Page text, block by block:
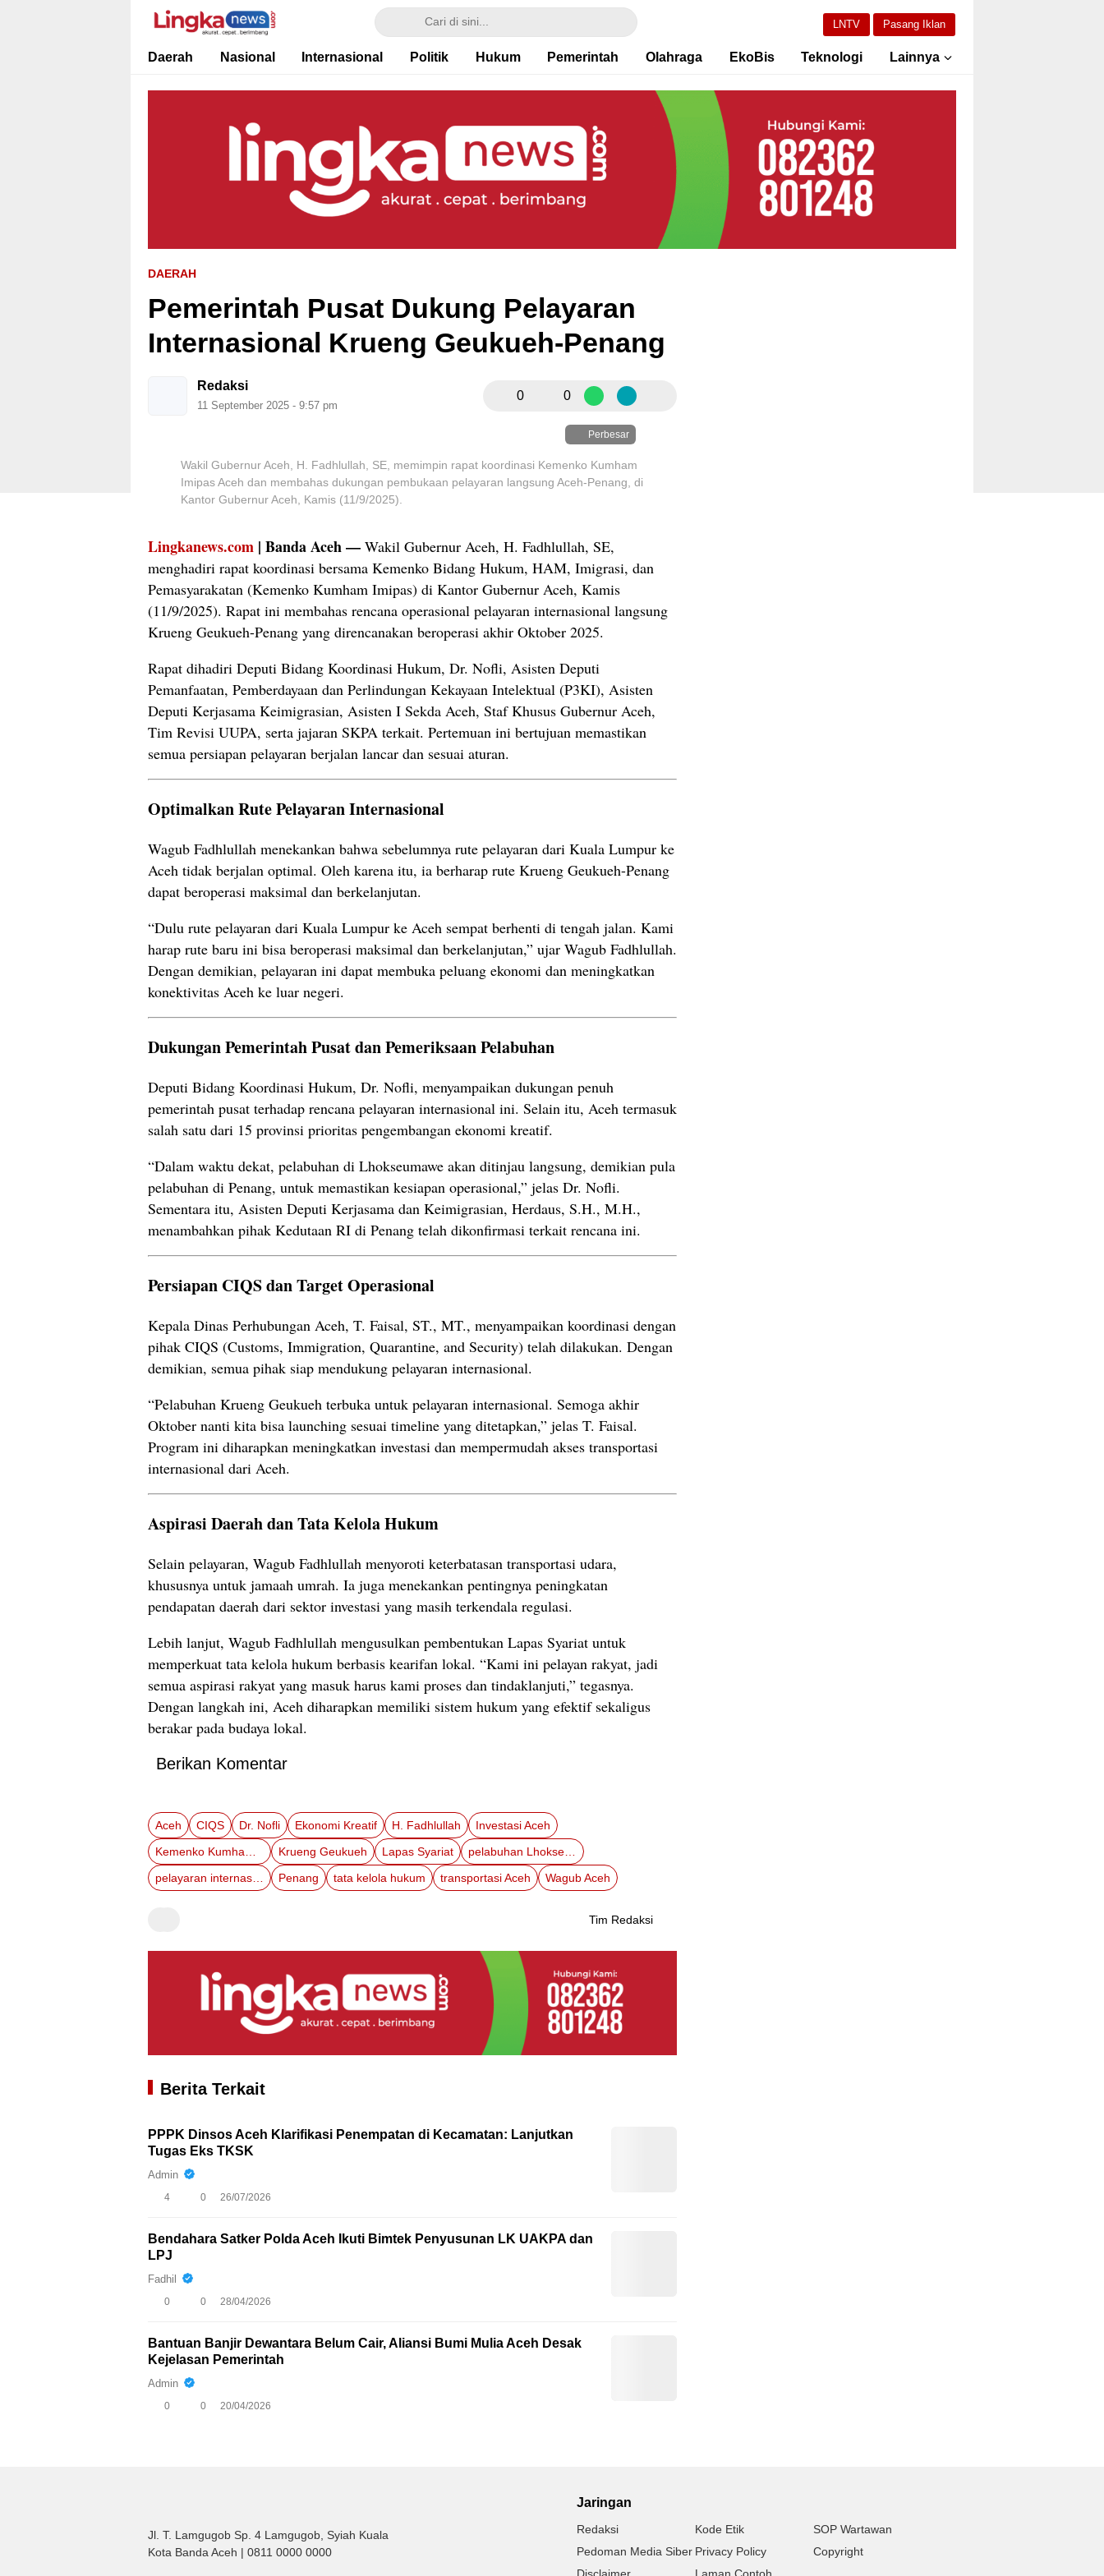
Lingkanews
Akurat. Cepat & Berimbang
LNTV Pasang Iklan
Daerah Nasional Internasional Politik Hukum Pemerintah Olahraga EkoBis Teknologi Lainnya
DAERAH
Pemerintah Pusat Dukung Pelayaran
Internasional Krueng Geukueh-Penang
Redaksi
11 September 2025 - 9:57 pm
0 0
Perbesar
Wakil Gubernur Aceh, H. Fadhlullah, SE, memimpin rapat koordinasi Kemenko Kumham
Imipas Aceh dan membahas dukungan pembukaan pelayaran langsung Aceh-Penang, di
Kantor Gubernur Aceh, Kamis (11/9/2025).
Lingkanews.com | Banda Aceh — Wakil Gubernur Aceh, H. Fadhlullah, SE,
menghadiri rapat koordinasi bersama Kemenko Bidang Hukum, HAM, Imigrasi, dan
Pemasyarakatan (Kemenko Kumham Imipas) di Kantor Gubernur Aceh, Kamis
(11/9/2025). Rapat ini membahas rencana operasional pelayaran internasional langsung
Krueng Geukueh-Penang yang direncanakan beroperasi akhir Oktober 2025.
Rapat dihadiri Deputi Bidang Koordinasi Hukum, Dr. Nofli, Asisten Deputi
Pemanfaatan, Pemberdayaan dan Perlindungan Kekayaan Intelektual (P3KI), Asisten
Deputi Kerjasama Keimigrasian, Asisten I Sekda Aceh, Staf Khusus Gubernur Aceh,
Tim Revisi UUPA, serta jajaran SKPA terkait. Pertemuan ini bertujuan memastikan
semua persiapan pelayaran berjalan lancar dan sesuai aturan.
Optimalkan Rute Pelayaran Internasional
Wagub Fadhlullah menekankan bahwa sebelumnya rute pelayaran dari Kuala Lumpur ke
Aceh tidak berjalan optimal. Oleh karena itu, ia berharap rute Krueng Geukueh-Penang
dapat beroperasi maksimal dan berkelanjutan.
“Dulu rute pelayaran dari Kuala Lumpur ke Aceh sempat berhenti di tengah jalan. Kami
harap rute baru ini bisa beroperasi maksimal dan berkelanjutan,” ujar Wagub Fadhlullah.
Dengan demikian, pelayaran ini dapat membuka peluang ekonomi dan meningkatkan
konektivitas Aceh ke luar negeri.
Dukungan Pemerintah Pusat dan Pemeriksaan Pelabuhan
Deputi Bidang Koordinasi Hukum, Dr. Nofli, menyampaikan dukungan penuh
pemerintah pusat terhadap rencana pelayaran internasional ini. Selain itu, Aceh termasuk
salah satu dari 15 provinsi prioritas pengembangan ekonomi kreatif.
“Dalam waktu dekat, pelabuhan di Lhokseumawe akan ditinjau langsung, demikian pula
pelabuhan di Penang, untuk memastikan kesiapan operasional,” jelas Dr. Nofli.
Sementara itu, Asisten Deputi Kerjasama dan Keimigrasian, Herdaus, S.H., M.H.,
menambahkan pihak Kedutaan RI di Penang telah dikonfirmasi terkait rencana ini.
Persiapan CIQS dan Target Operasional
Kepala Dinas Perhubungan Aceh, T. Faisal, ST., MT., menyampaikan koordinasi dengan
pihak CIQS (Customs, Immigration, Quarantine, and Security) telah dilakukan. Dengan
demikian, semua pihak siap mendukung pelayaran internasional.
“Pelabuhan Krueng Geukueh terbuka untuk pelayaran internasional. Semoga akhir
Oktober nanti kita bisa launching sesuai timeline yang ditetapkan,” jelas T. Faisal.
Program ini diharapkan meningkatkan investasi dan mempermudah akses transportasi
internasional dari Aceh.
Aspirasi Daerah dan Tata Kelola Hukum
Selain pelayaran, Wagub Fadhlullah menyoroti keterbatasan transportasi udara,
khususnya untuk jamaah umrah. Ia juga menekankan pentingnya peningkatan
pendapatan daerah dari sektor investasi yang masih terkendala regulasi.
Lebih lanjut, Wagub Fadhlullah mengusulkan pembentukan Lapas Syariat untuk
memperkuat tata kelola hukum berbasis kearifan lokal. “Kami ini pelayan rakyat, jadi
semua aspirasi rakyat yang masuk harus kami proses dan tindaklanjuti,” tegasnya.
Dengan langkah ini, Aceh diharapkan memiliki sistem hukum yang efektif sekaligus
berakar pada budaya lokal.
Berikan Komentar
Aceh CIQS Dr. Nofli Ekonomi Kreatif H. Fadhlullah
Investasi Aceh
Kemenko Kumham Imipas
Krueng Geukueh Lapas Syariat
pelabuhan Lhokseumawe
pelayaran internasional
Penang tata kelola hukum transportasi Aceh Wagub Aceh
Tim Redaksi
Berita Terkait
PPPK Dinsos Aceh Klarifikasi Penempatan di Kecamatan: Lanjutkan
Tugas Eks TKSK
Admin
4 0 26/07/2026
Bendahara Satker Polda Aceh Ikuti Bimtek Penyusunan LK UAKPA dan
LPJ
Fadhil
0 0 28/04/2026
Bantuan Banjir Dewantara Belum Cair, Aliansi Bumi Mulia Aceh Desak
Kejelasan Pemerintah
Admin
0 0 20/04/2026
Jl. T. Lamgugob Sp. 4 Lamgugob, Syiah Kuala
Kota Banda Aceh | 0811 0000 0000
Jaringan
Redaksi Kode Etik
SOP Wartawan
Pedoman Media Siber Privacy Policy
Copyright